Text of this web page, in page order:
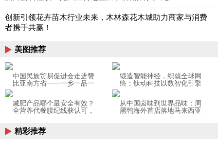
创新引领花卉苗木行业未来，木林森花木城助力商家与消费
者携手共赢！
美图推荐
中国民族贸易促进会走进赞
比亚南方省——一乡一品一
锻造智能神经，织就全球网
络：钛动科技以数智化引擎
减肥产品哪个最安全有效？
全营养代餐腰纪线获认可，
从中国卤味到世界品味：周
黑鸭海外首店落地马来西亚
精彩推荐